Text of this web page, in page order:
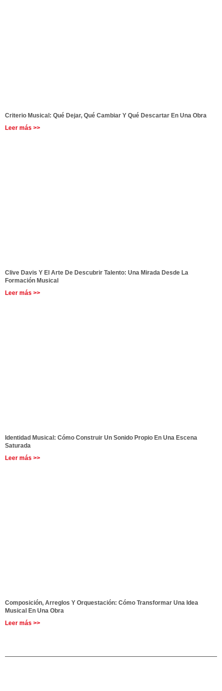
Criterio Musical: Qué Dejar, Qué Cambiar Y Qué Descartar En Una Obra
Leer más >>
Clive Davis Y El Arte De Descubrir Talento: Una Mirada Desde La
Formación Musical
Leer más >>
Identidad Musical: Cómo Construir Un Sonido Propio En Una Escena
Saturada
Leer más >>
Composición, Arreglos Y Orquestación: Cómo Transformar Una Idea
Musical En Una Obra
Leer más >>